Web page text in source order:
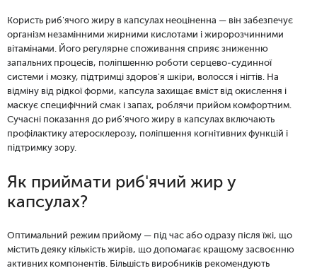
Користь риб'ячого жиру в капсулах неоціненна — він забезпечує
організм незамінними жирними кислотами і жиророзчинними
вітамінами. Його регулярне споживання сприяє зниженню
запальних процесів, поліпшенню роботи серцево-судинної
системи і мозку, підтримці здоров'я шкіри, волосся і нігтів. На
відміну від рідкої форми, капсула захищає вміст від окислення і
маскує специфічний смак і запах, роблячи прийом комфортним.
Сучасні показання до риб'ячого жиру в капсулах включають
профілактику атеросклерозу, поліпшення когнітивних функцій і
підтримку зору.
Як приймати риб'ячий жир у
капсулах?
Оптимальний режим прийому — під час або одразу після їжі, що
містить деяку кількість жирів, що допомагає кращому засвоєнню
активних компонентів. Більшість виробників рекомендують